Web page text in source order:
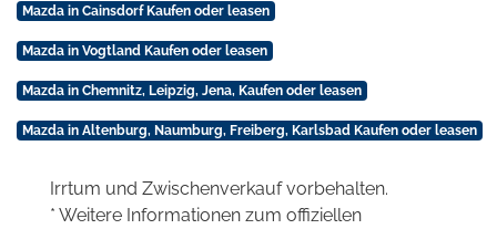
Mazda in Cainsdorf Kaufen oder leasen
Mazda in Vogtland Kaufen oder leasen
Mazda in Chemnitz, Leipzig, Jena, Kaufen oder leasen
Mazda in Altenburg, Naumburg, Freiberg, Karlsbad Kaufen oder leasen
Irrtum und Zwischenverkauf vorbehalten.
* Weitere Informationen zum offiziellen